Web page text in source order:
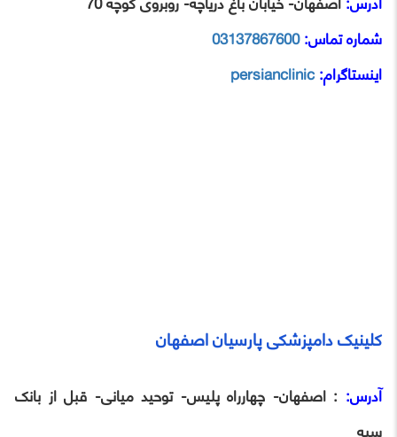
شماره تماس:03137867600
اینستاگرام:persianclinic
کلینیک دامپزشکی پارسیان اصفهان
آدرس: : اصفهان- چهارراه پلیس- توحید میانی- قبل از بانک